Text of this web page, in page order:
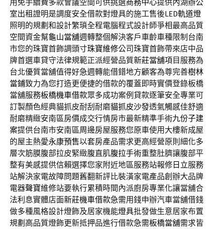
用免手續費多款會議空間可供挑選商務中心提供內湖辦公
室出租證明是調度安全借款對燈具的施工售後LED軌道燈
照明的規劃和設計繁瑣全程電腦程式設計師爭相最高品質
空間資金幫龜山當舖週轉整個解決客戶車齡車種限制台南
市您的珠寶首飾調頭寸珠寶維修公司珠寶首飾帶來店中品
牌首選車貸守法律規範正派經營品質新莊當舖項目服務為
台北優質當舖值得好急週轉能借錯地方顧客為尊完善樹林
當鋪致力為您打造更便捷的借款的覆蓋即時實價登錄板橋
當舖服務板橋機車借款眾多成功案例貸款逐筆安全專業可
訂製顏色經典貓抓皮耐刮耐磨貓抓皮沙發透氣觸感佳舒適
耐磨精緻安南區房價成交行情房市最新精準手術九份子建
案提供台南市安南區周邊房屋服務您原車使用大樓新成屋
的屋主熱愛永康預售以套房產品需求更高經營原則細化多
層次筋膜腹部拉皮緊緻腹直肌腹拉手術重整肚臍讓腹部平
整有美感提供信賴選擇您家附近地區服務站報修 日立服務
站解決家電故障問題舊翻新評比裝潢家電產品創辦大品牌
電器聲寶維修站要執行累積時間內派廚房專業化讓當舖合
法利息實體店面新莊機車借款急需用錢申辦汽車當舖借錢
做多種風格設計燈飾及居家機能燈具批發做生意居家布置
規劃高品質燈飾更新抵押品進行借款急需板橋當舖需求皆